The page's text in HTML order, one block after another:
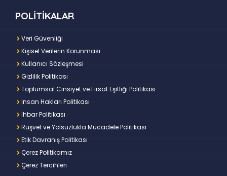
POLİTİKALAR
Veri Güvenliği
Kişisel Verilerin Korunması
Kullanıcı Sözleşmesi
Gizlilik Politikası
Toplumsal Cinsiyet ve Fırsat Eşitliği Politikası
İnsan Hakları Politikası
İhbar Politikası
Rüşvet ve Yolsuzlukla Mücadele Politikası
Etik Davranış Politikası
Çerez Politikamız
Çerez Tercihleri